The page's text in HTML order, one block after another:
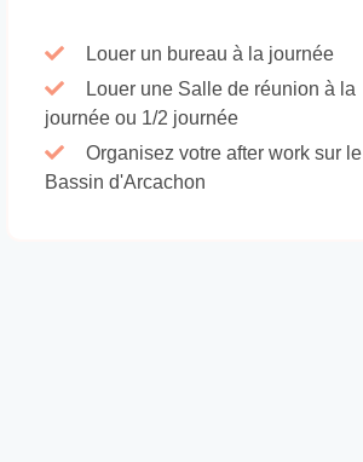
Louer un bureau à la journée
Louer une Salle de réunion à la
journée ou 1/2 journée
Organisez votre after work sur le
Bassin d'Arcachon